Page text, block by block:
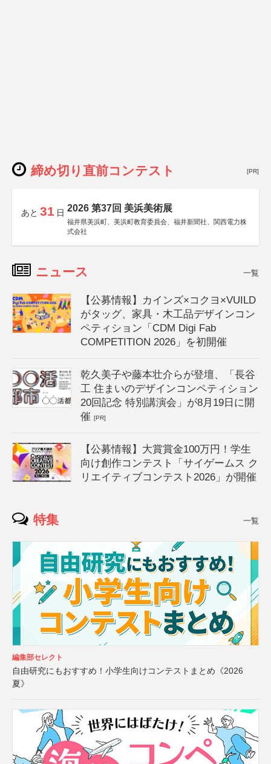
締め切り直前コンテスト [PR]
あと 31 日 2026 第37回 美浜美術展
福井県美浜町、美浜町教育委員会、福井新聞社、関西電力株
式会社
ニュース 一覧
【公募情報】カインズ×コクヨ×VUILD
がタッグ、家具・木工品デザインコン
ペティション「CDM Digi Fab
COMPETITION 2026」を初開催
乾久美子や藤本壮介らが登壇、「長谷
工 住まいのデザインコンペティション
20回記念 特別講演会」が8月19日に開
催[PR]
【公募情報】大賞賞金100万円！学生
向け創作コンテスト「サイゲームス ク
リエイティブコンテスト2026」が開催
特集 一覧
編集部セレクト
自由研究にもおすすめ！小学生向けコンテストまとめ《2026
夏》